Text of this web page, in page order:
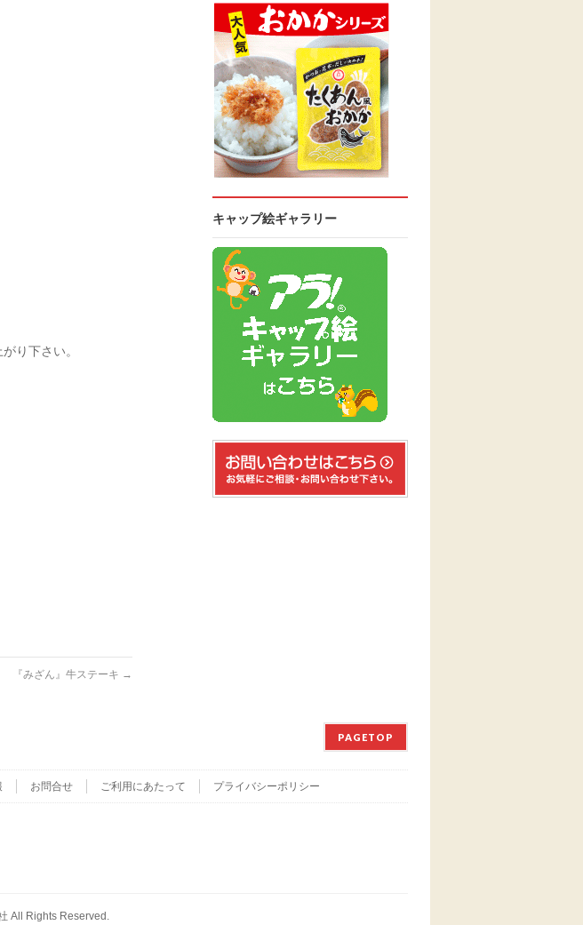
り下さい。
『みざん』牛ステーキ →
キャップ絵ギャラリー
PAGETOP
お問合せ ご利用にあたって プライバシーポリシー
All Rights Reserved.